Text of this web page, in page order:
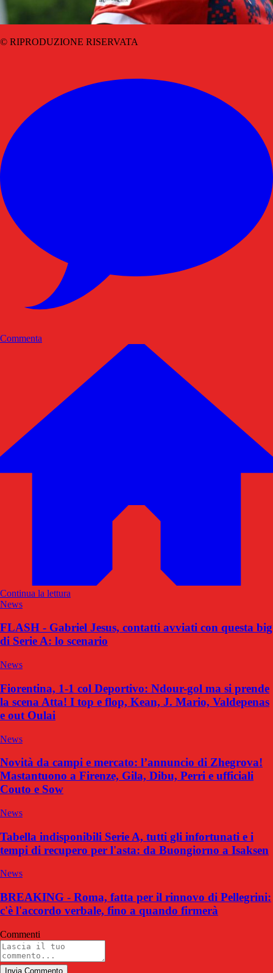
© RIPRODUZIONE RISERVATA
Commenta
Continua la lettura
News
FLASH - Gabriel Jesus, contatti avviati con questa big
di Serie A: lo scenario
News
Fiorentina, 1-1 col Deportivo: Ndour-gol ma si prende
la scena Atta! I top e flop, Kean, J. Mario, Valdepenas
e out Oulai
News
Novità da campi e mercato: l’annuncio di Zhegrova!
Mastantuono a Firenze, Gila, Dibu, Perri e ufficiali
Couto e Sow
News
Tabella indisponibili Serie A, tutti gli infortunati e i
tempi di recupero per l'asta: da Buongiorno a Isaksen
News
BREAKING - Roma, fatta per il rinnovo di Pellegrini:
c'è l'accordo verbale, fino a quando firmerà
Commenti
Invia Commento